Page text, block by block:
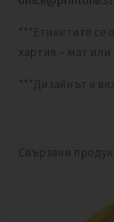
***Етикетите се
хартия – мат или
***Дизайнът е
Свързани